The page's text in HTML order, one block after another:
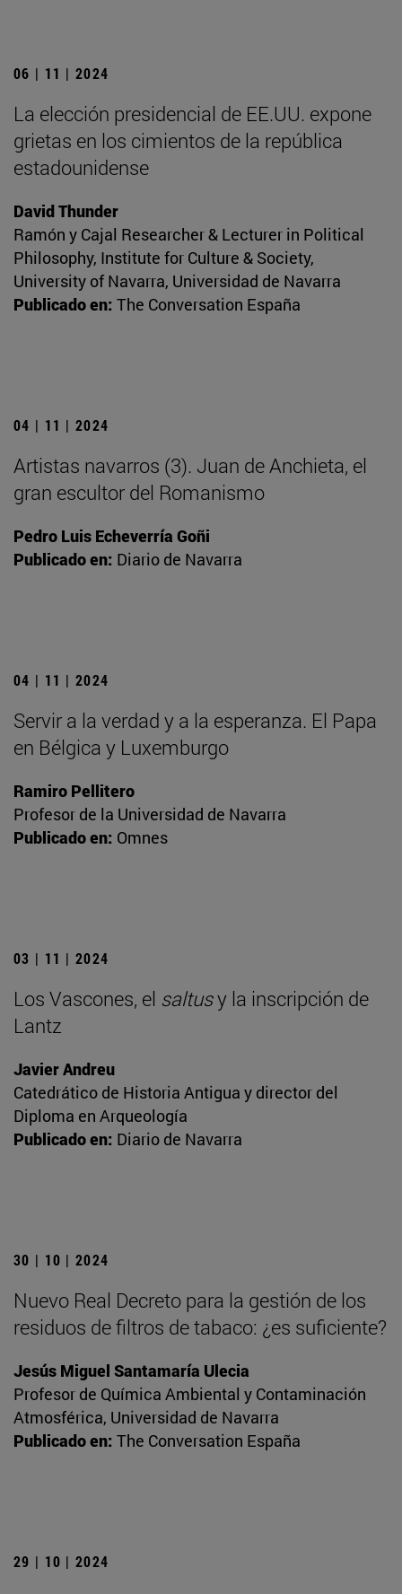
06 | 11 | 2024
La elección presidencial de EE.UU. expone
grietas en los cimientos de la república
estadounidense
David Thunder
Ramón y Cajal Researcher & Lecturer in Political
Philosophy, Institute for Culture & Society,
University of Navarra, Universidad de Navarra
Publicado en: The Conversation España
04 | 11 | 2024
Artistas navarros (3). Juan de Anchieta, el
gran escultor del Romanismo
Pedro Luis Echeverría Goñi
Publicado en: Diario de Navarra
04 | 11 | 2024
Servir a la verdad y a la esperanza. El Papa
en Bélgica y Luxemburgo
Ramiro Pellitero
Profesor de la Universidad de Navarra
Publicado en: Omnes
03 | 11 | 2024
Los Vascones, el saltusy la inscripción de
Lantz
Javier Andreu
Catedrático de Historia Antigua y director del
Diploma en Arqueología
Publicado en: Diario de Navarra
30 | 10 | 2024
Nuevo Real Decreto para la gestión de los
residuos de filtros de tabaco: ¿es suficiente?
Jesús Miguel Santamaría Ulecia
Profesor de Química Ambiental y Contaminación
Atmosférica, Universidad de Navarra
Publicado en: The Conversation España
29 | 10 | 2024